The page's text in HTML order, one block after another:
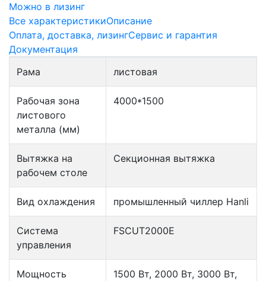
Можно в лизинг
Все характеристикиОписание
Оплата, доставка, лизингСервис и гарантия
Документация
Рама
листовая
Рабочая зона
листового
металла (мм)
4000*1500
Вытяжка на
рабочем столе
Секционная вытяжка
Вид охлаждения промышленный чиллер Hanli
Система
управления
FSCUT2000E
Мощность
1500 Вт, 2000 Вт, 3000 Вт,